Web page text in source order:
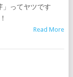
」ってヤツです
Read More